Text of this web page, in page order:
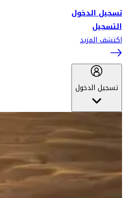
تسجيل الدخول
التسجيل
اكتشف المزيد
تسجيل الدخول